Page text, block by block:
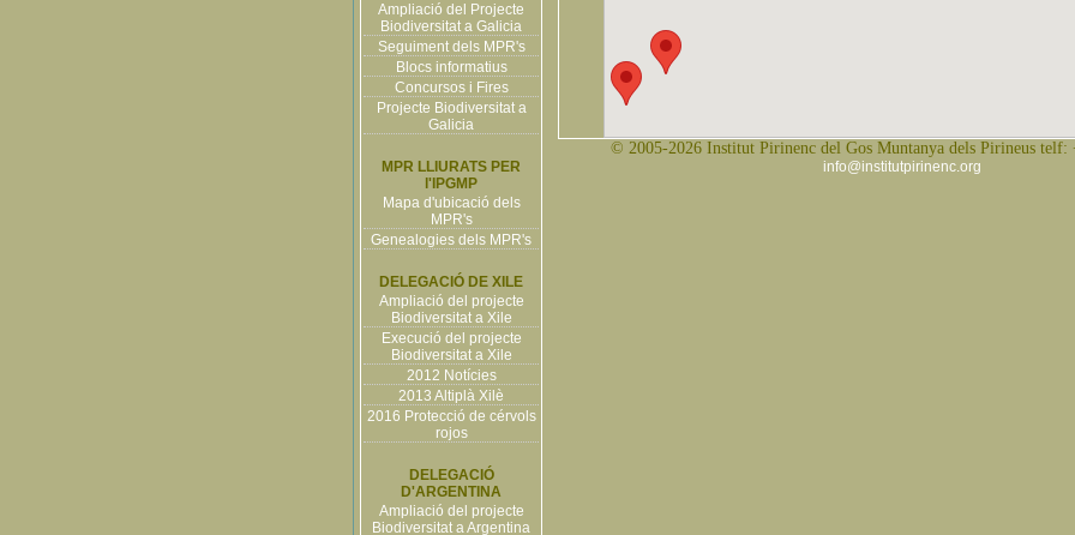
Ampliació del Projecte
Biodiversitat a Galicia
Seguiment dels MPR's
Blocs informatius
Concursos i Fires
Projecte Biodiversitat a
Galicia
MPR LLIURATS PER
l'IPGMP
Mapa d'ubicació dels
MPR's
Genealogies dels MPR's
DELEGACIÓ DE XILE
Ampliació del projecte
Biodiversitat a Xile
Execució del projecte
Biodiversitat a Xile
2012 Notícies
2013 Altiplà Xilè
2016 Protecció de cérvols
rojos
DELEGACIÓ
D'ARGENTINA
Ampliació del projecte
Biodiversitat a Argentina
© 2005-2026 Institut Pirinenc del Gos Muntanya dels Pirineus telf:
info@institutpirinenc.org